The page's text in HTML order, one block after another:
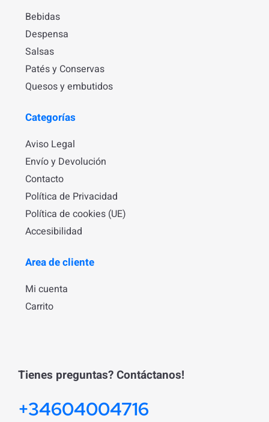
Bebidas
Despensa
Salsas
Patés y Conservas
Quesos y embutidos
Categorías
Aviso Legal
Envío y Devolución
Contacto
Política de Privacidad
Política de cookies (UE)
Accesibilidad
Area de cliente
Mi cuenta
Carrito
Tienes preguntas? Contáctanos!
+34604004716